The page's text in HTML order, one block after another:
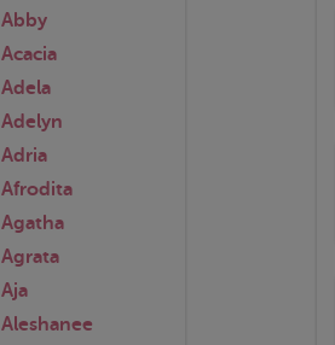
Abby
Acacia
Adela
Adelyn
Adria
Afrodita
Agatha
Agrata
Aja
Aleshanee